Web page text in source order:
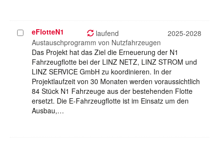
Projekt
auswählen
eFlotteN1 laufend
2025-2028
Austauschprogramm von Nutzfahrzeugen
Das Projekt hat das Ziel die Erneuerung der N1
Fahrzeugflotte bei der LINZ NETZ, LINZ STROM und
LINZ SERVICE GmbH zu koordinieren. In der
Projektlaufzeit von 30 Monaten werden voraussichtlich
84 Stück N1 Fahrzeuge aus der bestehenden Flotte
ersetzt. Die E-Fahrzeugflotte ist im Einsatz um den
Ausbau,…